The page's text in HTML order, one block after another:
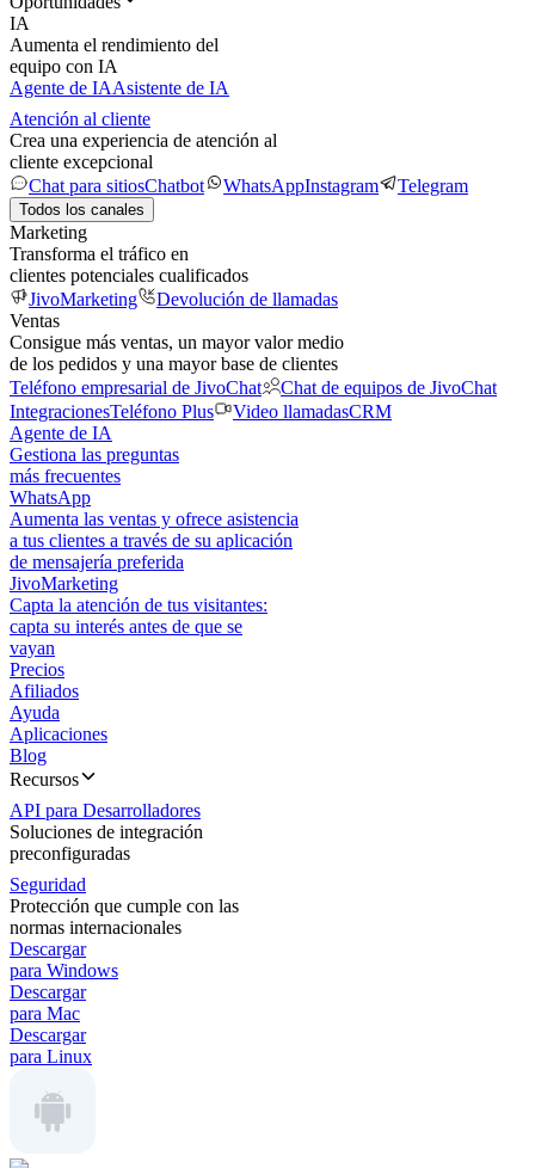
IA
Aumenta el rendimiento del
equipo con IA
Agente de IAAsistente de IA
Atención al cliente
Crea una experiencia de atención al
cliente excepcional
Chat para sitiosChatbot WhatsAppInstagram Telegram
Todos los canales
Marketing
Transforma el tráfico en
clientes potenciales cualificados
JivoMarketing
Devolución de llamadas
Ventas
Consigue más ventas, un mayor valor medio
de los pedidos y una mayor base de clientes
Teléfono empresarial de JivoChat
Chat de equipos de JivoChat
IntegracionesTeléfono Plus Video llamadasCRM
Agente de IA
Gestiona las preguntas
más frecuentes
WhatsApp
Aumenta las ventas y ofrece asistencia
a tus clientes a través de su aplicación
de mensajería preferida
JivoMarketing
Capta la atención de tus visitantes:
capta su interés antes de que se
vayan
Precios
Afiliados
Ayuda
Aplicaciones
Blog
Recursos
API para Desarrolladores
Soluciones de integración
preconfiguradas
Seguridad
Protección que cumple con las
normas internacionales
Descargar
para Windows
Descargar
para Mac
Descargar
para Linux